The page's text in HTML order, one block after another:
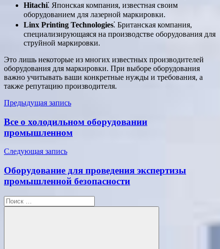
Hitachi⁚ Японская компания, известная своим
оборудованием для лазерной маркировки.
Linx Printing Technologies⁚ Британская компания,
специализирующаяся на производстве оборудования для
струйной маркировки.
Это лишь некоторые из многих известных производителей
оборудования для маркировки. При выборе оборудования
важно учитывать ваши конкретные нужды и требования, а
также репутацию производителя.
Навигация
по
записям
Предыдущая запись
Все о холодильном оборудовании
промышленном
Следующая запись
Оборудование для проведения экспертизы
промышленной безопасности
Поиск
для: